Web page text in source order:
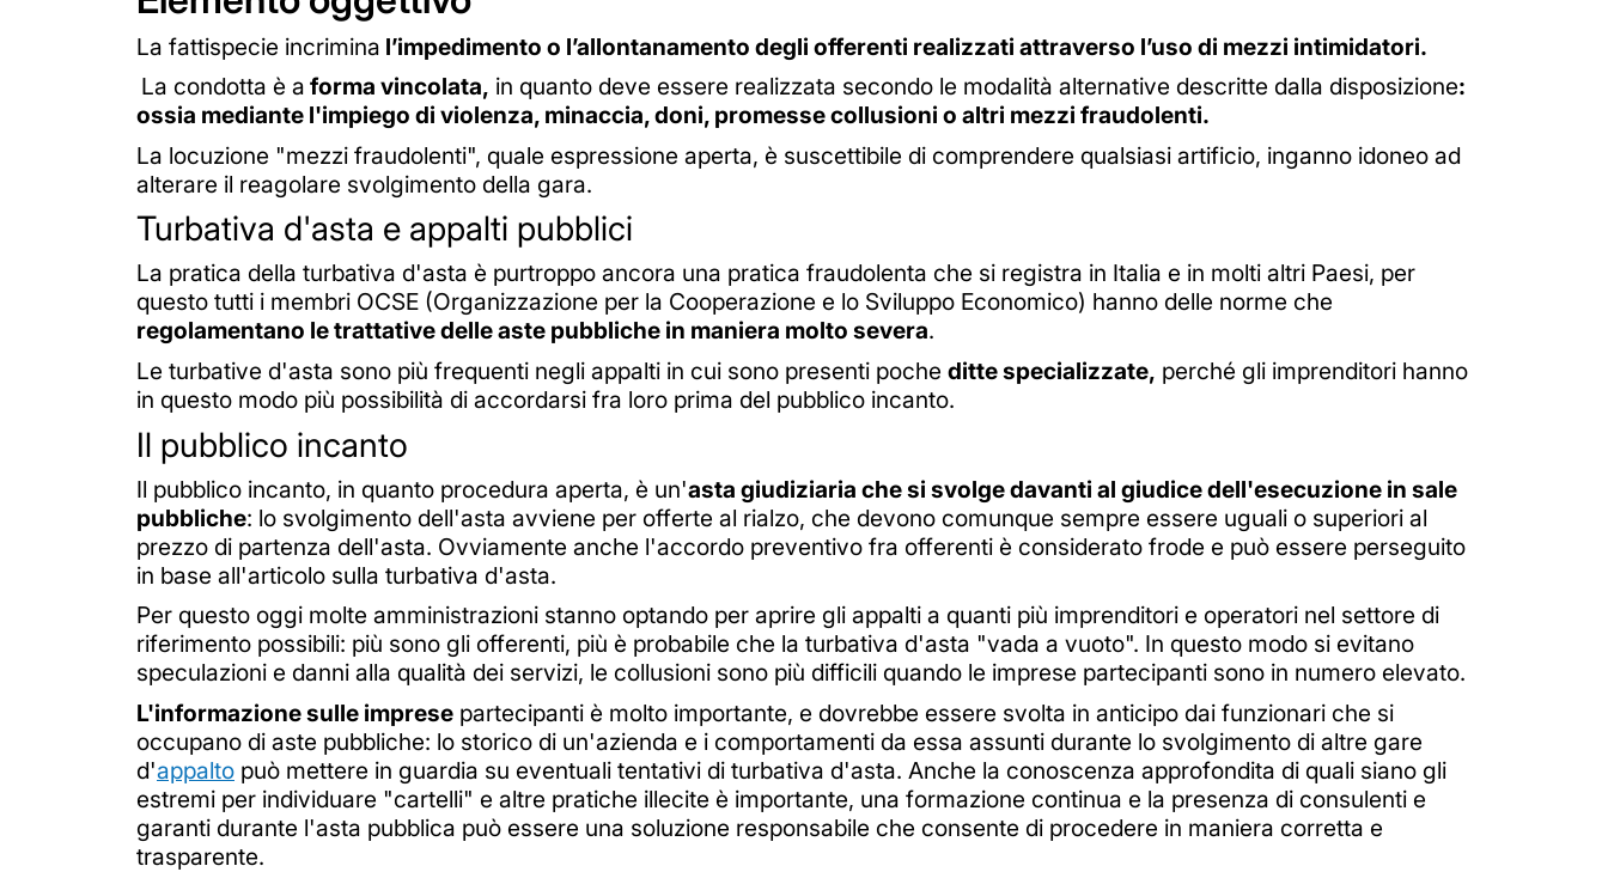
La fattispecie incrimina l’impedimento o l’allontanamento degli offerenti realizzati attraverso l’uso di mezzi intimidatori.
La condotta è a forma vincolata, in quanto deve essere realizzata secondo le modalità alternative descritte dalla disposizione:
ossia mediante l'impiego di violenza, minaccia, doni, promesse collusioni o altri mezzi fraudolenti.
La locuzione "mezzi fraudolenti", quale espressione aperta, è suscettibile di comprendere qualsiasi artificio, inganno idoneo ad
alterare il reagolare svolgimento della gara.
Turbativa d'asta e appalti pubblici
La pratica della turbativa d'asta è purtroppo ancora una pratica fraudolenta che si registra in Italia e in molti altri Paesi, per
questo tutti i membri OCSE (Organizzazione per la Cooperazione e lo Sviluppo Economico) hanno delle norme che
regolamentano le trattative delle aste pubbliche in maniera molto severa.
Le turbative d'asta sono più frequenti negli appalti in cui sono presenti poche ditte specializzate, perché gli imprenditori hanno
in questo modo più possibilità di accordarsi fra loro prima del pubblico incanto.
Il pubblico incanto
Il pubblico incanto, in quanto procedura aperta, è un'asta giudiziaria che si svolge davanti al giudice dell'esecuzione in sale
pubbliche: lo svolgimento dell'asta avviene per offerte al rialzo, che devono comunque sempre essere uguali o superiori al
prezzo di partenza dell'asta. Ovviamente anche l'accordo preventivo fra offerenti è considerato frode e può essere perseguito
in base all'articolo sulla turbativa d'asta.
Per questo oggi molte amministrazioni stanno optando per aprire gli appalti a quanti più imprenditori e operatori nel settore di
riferimento possibili: più sono gli offerenti, più è probabile che la turbativa d'asta "vada a vuoto". In questo modo si evitano
speculazioni e danni alla qualità dei servizi, le collusioni sono più difficili quando le imprese partecipanti sono in numero elevato.
L'informazione sulle imprese partecipanti è molto importante, e dovrebbe essere svolta in anticipo dai funzionari che si
occupano di aste pubbliche: lo storico di un'azienda e i comportamenti da essa assunti durante lo svolgimento di altre gare
d'appalto può mettere in guardia su eventuali tentativi di turbativa d'asta. Anche la conoscenza approfondita di quali siano gli
estremi per individuare "cartelli" e altre pratiche illecite è importante, una formazione continua e la presenza di consulenti e
garanti durante l'asta pubblica può essere una soluzione responsabile che consente di procedere in maniera corretta e
trasparente.